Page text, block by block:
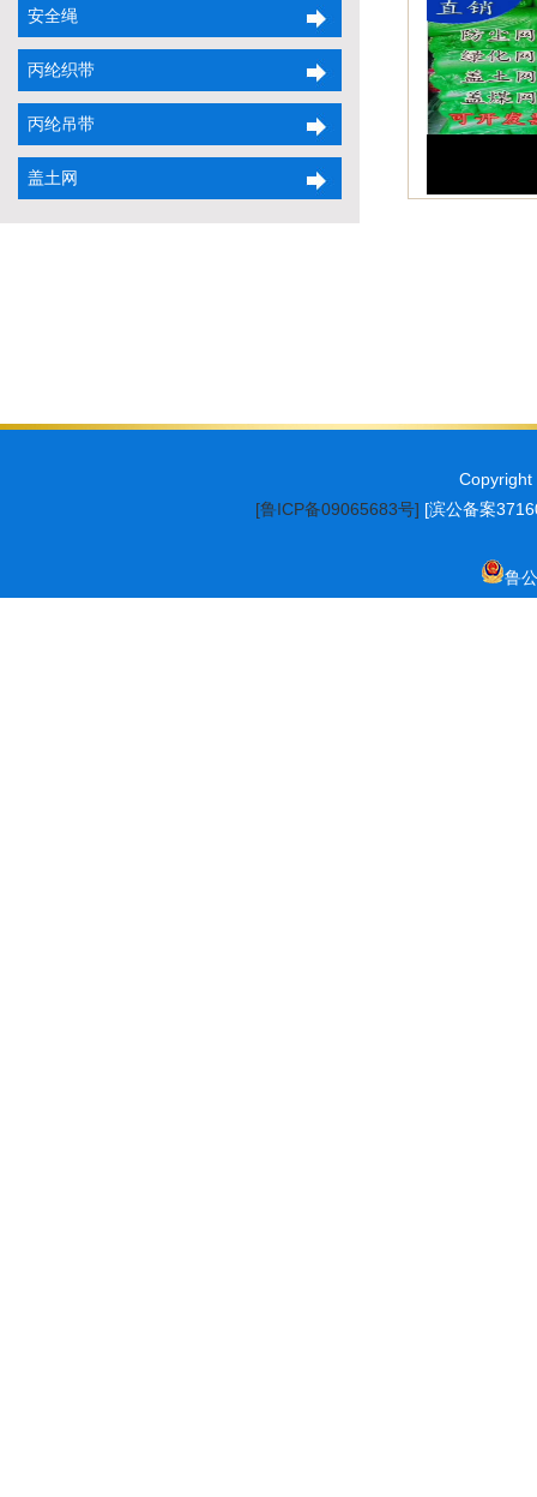
安全绳
丙纶织带
丙纶吊带
盖土网
Copyright
[鲁ICP备09065683号] [滨公备案
鲁